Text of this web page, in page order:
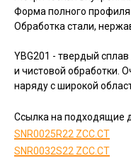
Форма полного
Обработка стали,
YBG201 - твердый
и чистовой обработки.
наряду с широкой
Ссылка на подходящие
SNR0025R22 ZCC.CT
SNR0032S22 ZCC.CT